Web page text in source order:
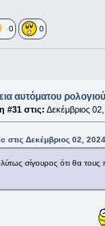
0 0
αυτόματου ρολογιού
#31 στις: Δεκέμβριος
στις Δεκέμβριος 02,
σίγουρος ότι θα